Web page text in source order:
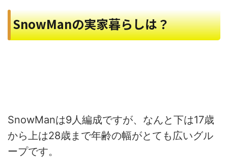
SnowManの実家暮らしは？
SnowManは9人編成ですが、なんと下は17歳
から上は28歳まで年齢の幅がとても広いグル
ープです。